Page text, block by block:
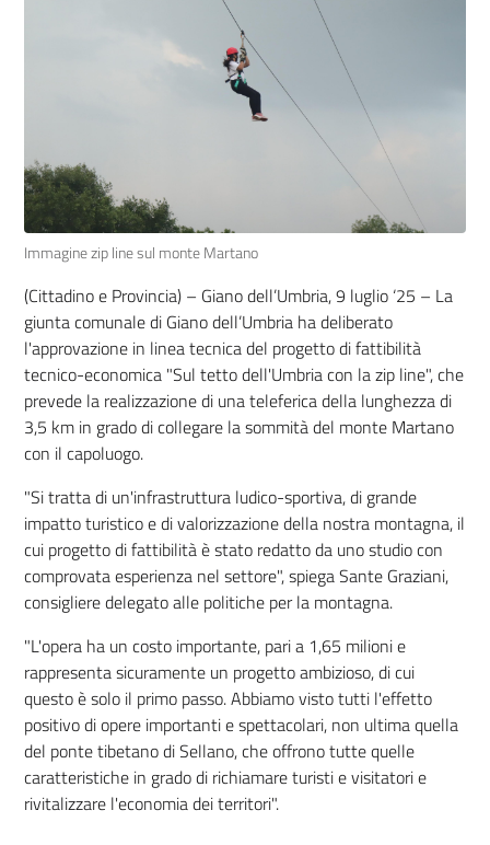
Immagine zip line sul monte Martano
(Cittadino e Provincia) – Giano dell’Umbria, 9 luglio ‘25 – La
giunta comunale di Giano dell’Umbria ha deliberato
l'approvazione in linea tecnica del progetto di fattibilità
tecnico-economica "Sul tetto dell'Umbria con la zip line", che
prevede la realizzazione di una teleferica della lunghezza di
3,5 km in grado di collegare la sommità del monte Martano
con il capoluogo.
"Si tratta di un'infrastruttura ludico-sportiva, di grande
impatto turistico e di valorizzazione della nostra montagna, il
cui progetto di fattibilità è stato redatto da uno studio con
comprovata esperienza nel settore", spiega Sante Graziani,
consigliere delegato alle politiche per la montagna.
"L'opera ha un costo importante, pari a 1,65 milioni e
rappresenta sicuramente un progetto ambizioso, di cui
questo è solo il primo passo. Abbiamo visto tutti l'effetto
positivo di opere importanti e spettacolari, non ultima quella
del ponte tibetano di Sellano, che offrono tutte quelle
caratteristiche in grado di richiamare turisti e visitatori e
rivitalizzare l'economia dei territori".